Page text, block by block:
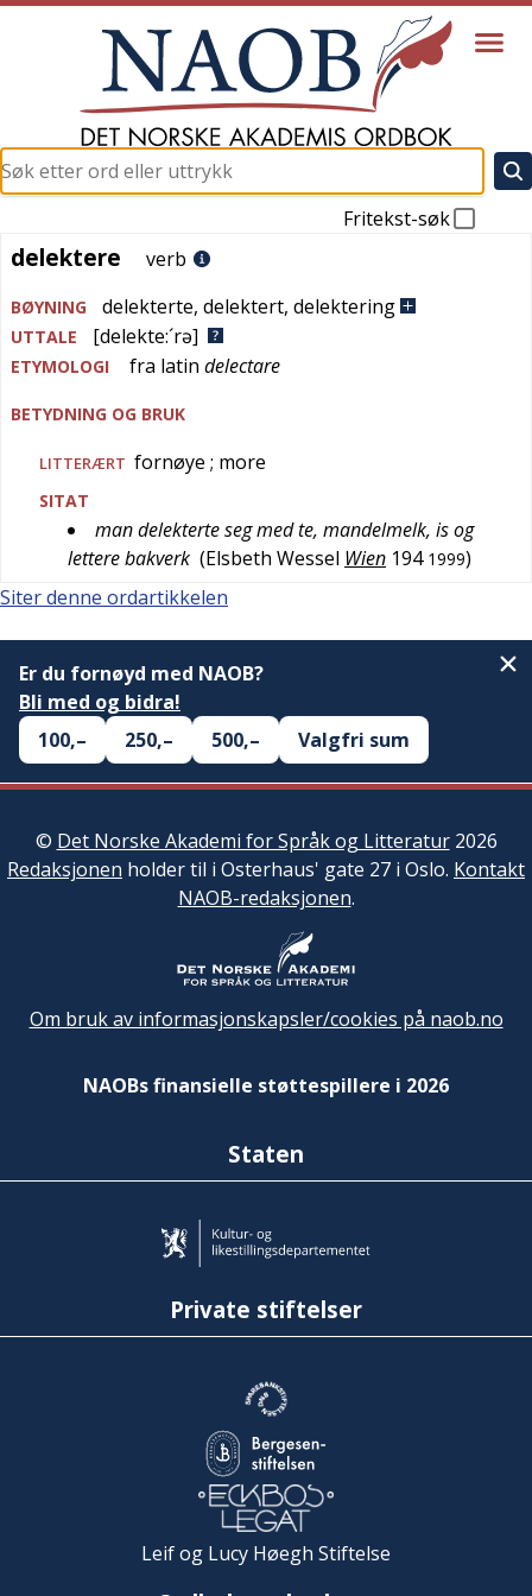
Fritekst-søk
delektere
delektere verb
BØYNING delekterte, delektert, delektering
UTTALE [delekte:´rə]
ETYMOLOGI fra latin delectare
BETYDNING OG BRUK
LITTERÆRT fornøye ; more
SITAT
man delekterte seg med te, mandelmelk, is og
lettere bakverk (Elsbeth Wessel Wien 194 1999)
Siter denne ordartikkelen
Er du fornøyd med NAOB?
Bli med og bidra!
100,–
250,– 500,– Valgfri sum
© Det Norske Akademi for Språk og Litteratur2026
Redaksjonen holder til i Osterhaus' gate 27 i Oslo. Kontakt
NAOB-redaksjonen.
Om bruk av informasjonskapsler/cookies på naob.no
NAOBs finansielle støttespillere i 2026
Staten
Private stiftelser
Leif og Lucy Høegh Stiftelse